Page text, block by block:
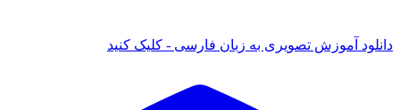
آموزش تصویری به زبان فارسی - کلیک کنید